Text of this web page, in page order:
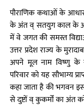
पौराणिक कथाओं के
के अंत व् सतयुग काल के
में वे जगत की समस्त
उत्तर प्रदेश राज्य के
अपने मूल नाम विष्णु के
परिवार को यह सौभाग्य
कहा जाता है की भगवन
से दुष्टों व् कुकर्मों का अंत